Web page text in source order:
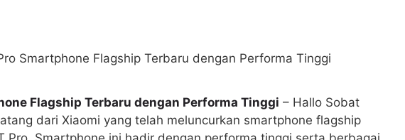
Flagship Terbaru dengan Performa Tinggi – Hallo Sobat
dari Xiaomi yang telah meluncurkan smartphone flagship